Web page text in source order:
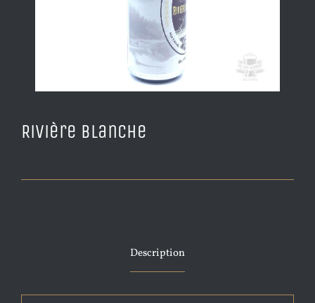
Rivière Blanche
Description